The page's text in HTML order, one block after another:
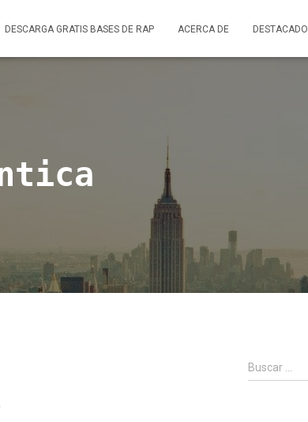
DESCARGA GRATIS BASES DE RAP ACERCA DE DESTACADO
u
Buscar …